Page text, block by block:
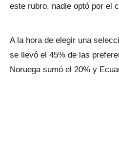
este rubro, nadie optó por el
A la hora de elegir una
se llevó el 45% de las
Noruega sumó el 20% y